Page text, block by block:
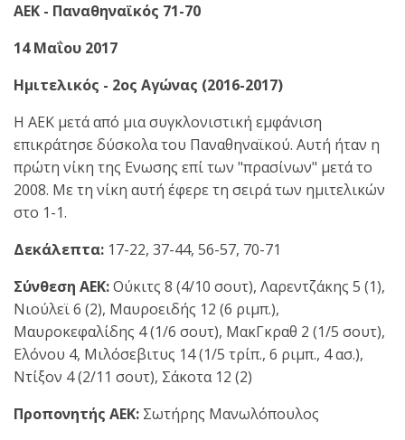
ΑΕΚ - Παναθηναϊκός 71-70
14 Μαΐου 2017
Ημιτελικός - 2ος Αγώνας (2016-2017)
Η ΑΕΚ μετά από μια συγκλονιστική εμφάνιση
επικράτησε δύσκολα του Παναθηναϊκού. Αυτή ήταν η
πρώτη νίκη της Ενωσης επί των "πρασίνων" μετά το
2008. Με τη νίκη αυτή έφερε τη σειρά των ημιτελικών
στο 1-1.
Δεκάλεπτα: 17-22, 37-44, 56-57, 70-71
Σύνθεση ΑΕΚ:Ούκιτς 8 (4/10 σουτ), Λαρεντζάκης 5 (1),
Νιούλεϊ 6 (2), Μαυροειδής 12 (6 ριμπ.),
Μαυροκεφαλίδης 4 (1/6 σουτ), ΜακΓκραθ 2 (1/5 σουτ),
Ελόνου 4, Μιλόσεβιτυς 14 (1/5 τρίπ., 6 ριμπ., 4 ασ.),
Ντίξον 4 (2/11 σουτ), Σάκοτα 12 (2)
Προπονητής ΑΕΚ: Σωτήρης Μανωλόπουλος